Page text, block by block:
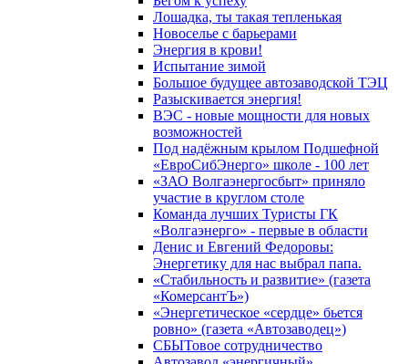
Лошадка, ты такая тепленькая
Новоселье с барьерами
Энергия в крови!
Испытание зимой
Большое будущее автозаводской ТЭЦ
Разыскивается энергия!
ВЭС - новые мощности для новых
возможностей
Под надёжным крылом Подшефной
«ЕвроСибЭнерго» школе - 100 лет
«ЗАО Волгаэнергосбыт» приняло
участие в круглом столе
Команда лучших Туристы ГК
«Волгаэнерго» - первые в области
Денис и Евгений Федоровы:
Энергетику для нас выбрал папа.
«Стабильность и развитие» (газета
«КомерсантЪ»)
«Энергетическое «сердце» бьется
ровно» (газета «Автозаводец»)
СБЫТовое сотрудничество